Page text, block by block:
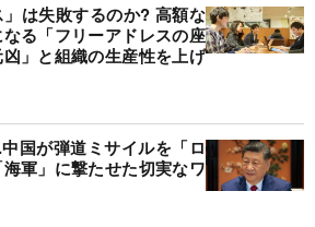
は失敗するのか? 高額な
る「フリーアドレスの座
」と組織の生産性を上げ
国が弾道ミサイルを「ロ
軍」に撃たせた切実なワ